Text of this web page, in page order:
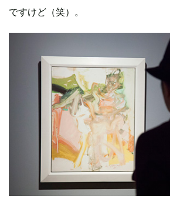
ですけど（笑）。